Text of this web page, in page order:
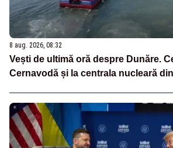
8 aug. 2026, 08:32
Vești de ultimă oră despre Dunăre.
Cernavodă și la centrala nucleară